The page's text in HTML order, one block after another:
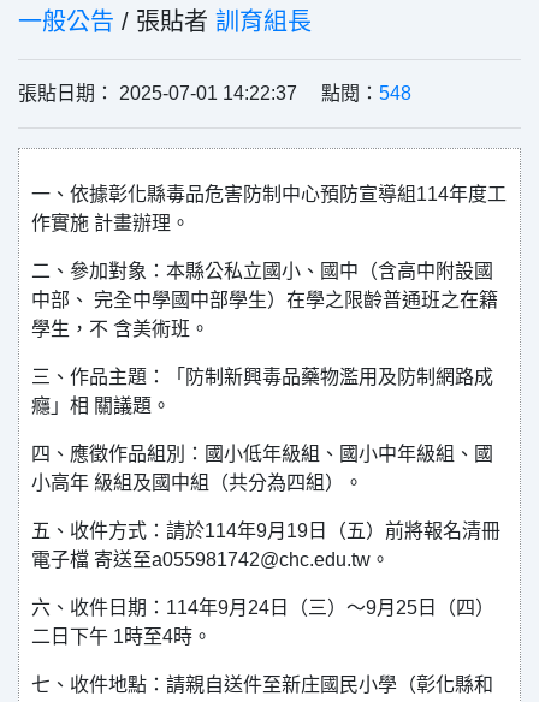
一般公告 / 張貼者 訓育組長
張貼日期： 2025-07-01 14:22:37 點閱： 548
一、依據彰化縣毒品危害防制中心預防宣導組114年度工
作實施 計畫辦理。
二、參加對象：本縣公私立國小、國中（含高中附設國
中部、 完全中學國中部學生）在學之限齡普通班之在籍
學生，不 含美術班。
三、作品主題：「防制新興毒品藥物濫用及防制網路成
癮」相 關議題。
四、應徵作品組別：國小低年級組、國小中年級組、國
小高年 級組及國中組（共分為四組）。
五、收件方式：請於114年9月19日（五）前將報名清冊
電子檔 寄送至a055981742@chc.edu.tw。
六、收件日期：114年9月24日（三）～9月25日（四）
二日下午 1時至4時。
七、收件地點：請親自送件至新庄國民小學（彰化縣和